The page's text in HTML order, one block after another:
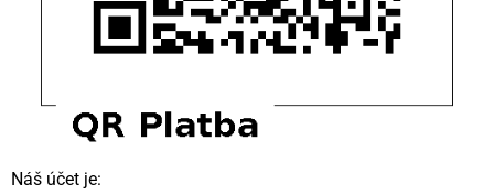
Náš účet je: